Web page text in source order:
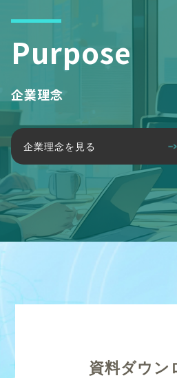
Purpose
企業理念
企業理念を見る
資料ダウン